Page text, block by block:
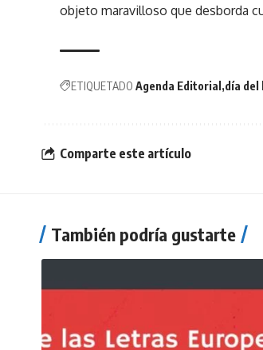
objeto maravilloso que desborda
ETIQUETADO Agenda Editorial día del
Comparte este artículo
También podría gustarte